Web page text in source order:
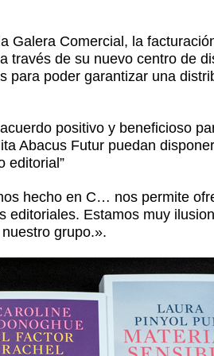
Galera Comercial, la
través de su nuevo centro de
para poder garantizar una
positivo y beneficioso
Abacus Futur puedan
editorial”
hecho en C… nos permite
Estamos muy
grupo.».